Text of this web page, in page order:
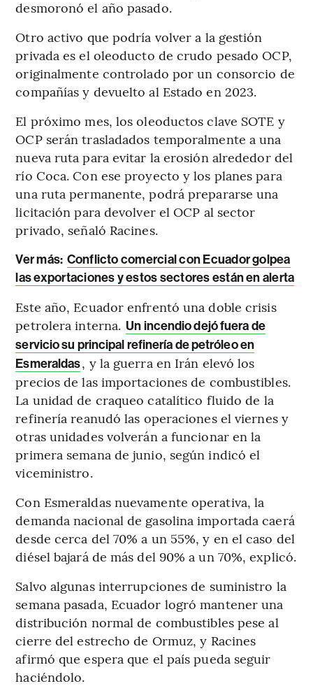
desmoronó el año pasado.
Otro activo que podría volver a la gestión
privada es el oleoducto de crudo pesado OCP,
originalmente controlado por un consorcio de
compañías y devuelto al Estado en 2023.
El próximo mes, los oleoductos clave SOTE y
OCP serán trasladados temporalmente a una
nueva ruta para evitar la erosión alrededor del
río Coca. Con ese proyecto y los planes para
una ruta permanente, podrá prepararse una
licitación para devolver el OCP al sector
privado, señaló Racines.
Ver más: Conflicto comercial con Ecuador golpea
las exportaciones y estos sectores están en alerta
Este año, Ecuador enfrentó una doble crisis
petrolera interna. Un incendio dejó fuera de
servicio su principal refinería de petróleo en
Esmeraldas, y la guerra en Irán elevó los
precios de las importaciones de combustibles.
La unidad de craqueo catalítico fluido de la
refinería reanudó las operaciones el viernes y
otras unidades volverán a funcionar en la
primera semana de junio, según indicó el
viceministro.
Con Esmeraldas nuevamente operativa, la
demanda nacional de gasolina importada caerá
desde cerca del 70% a un 55%, y en el caso del
diésel bajará de más del 90% a un 70%, explicó.
Salvo algunas interrupciones de suministro la
semana pasada, Ecuador logró mantener una
distribución normal de combustibles pese al
cierre del estrecho de Ormuz, y Racines
afirmó que espera que el país pueda seguir
haciéndolo.